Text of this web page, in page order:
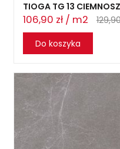
TIOGA TG 13
106,90 zł / m2
Do koszyka